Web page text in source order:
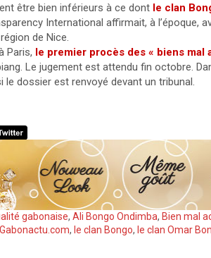
être bien inférieurs à ce dont le clan
International affirmait, à l’époque,
de Nice.
Paris, le premier procès des « biens mal
Le jugement est attendu fin octobre.
le dossier est renvoyé devant un tribunal.
gabonaise, Ali Bongo Ondimba, Bien mal
Gabonactu.com, le clan Bongo, le clan Omar